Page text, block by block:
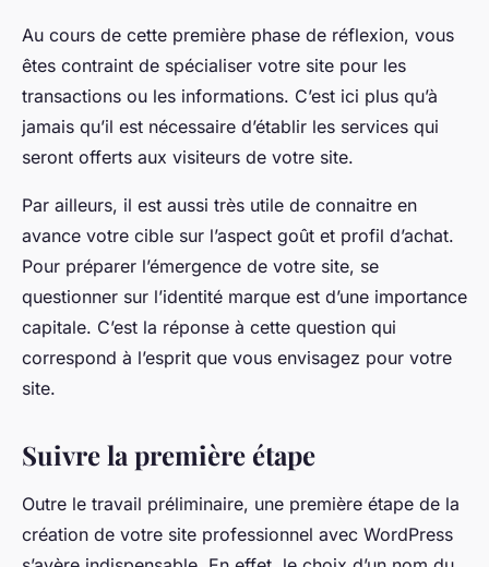
Au cours de cette première phase de réflexion, vous
êtes contraint de spécialiser votre site pour les
transactions ou les informations. C’est ici plus qu’à
jamais qu’il est nécessaire d’établir les services qui
seront offerts aux visiteurs de votre site.
Par ailleurs, il est aussi très utile de connaitre en
avance votre cible sur l’aspect goût et profil d’achat.
Pour préparer l’émergence de votre site, se
questionner sur l’identité marque est d’une importance
capitale. C’est la réponse à cette question qui
correspond à l’esprit que vous envisagez pour votre
site.
Suivre la première étape
Outre le travail préliminaire, une première étape de la
création de votre site professionnel avec WordPress